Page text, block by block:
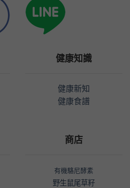
健康知識
健康新知
健康食譜
商店
有機駱尼酵素
野生鼠尾草籽